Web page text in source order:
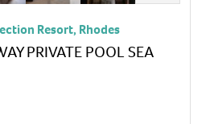
Resort, Rhodes
PRIVATE POOL SEA